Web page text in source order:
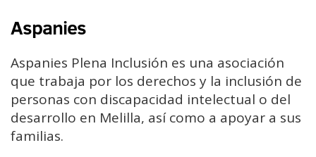
Aspanies
Aspanies Plena Inclusión es una asociación
que trabaja por los derechos y la inclusión de
personas con discapacidad intelectual o del
desarrollo en Melilla, así como a apoyar a sus
familias.